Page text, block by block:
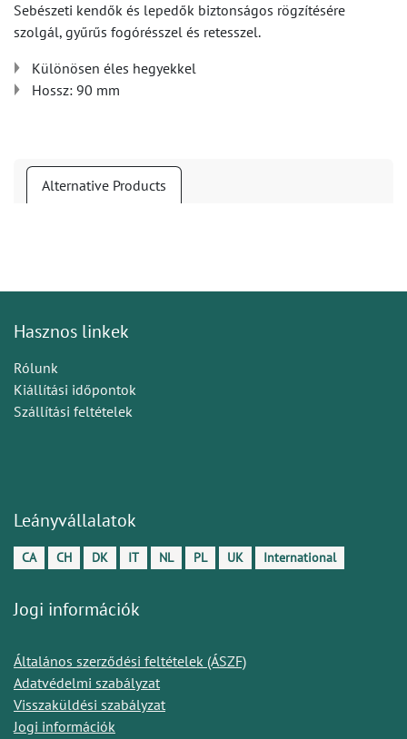
Sebészeti kendők és lepedők biztonságos rögzítésére
szolgál, gyűrűs fogórésszel és retesszel.
Különösen éles hegyekkel
Hossz: 90 mm
Alternative Products
Hasznos linkek
Rólunk
Kiállítási időpontok
Szállítási feltételek
Leányvállalatok
CA CH DK IT NL PL UK International
Jogi információk
Általános szerződési feltételek (ÁSZF)
Adatvédelmi szabályzat
Visszaküldési szabályzat
Jogi információk